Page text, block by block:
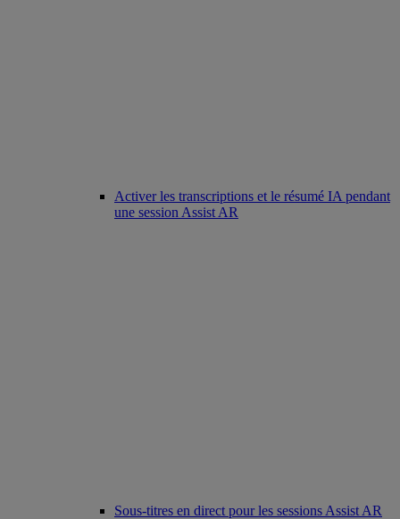
Activer les transcriptions et le résumé IA pendant
une session Assist AR
Sous-titres en direct pour les sessions Assist AR